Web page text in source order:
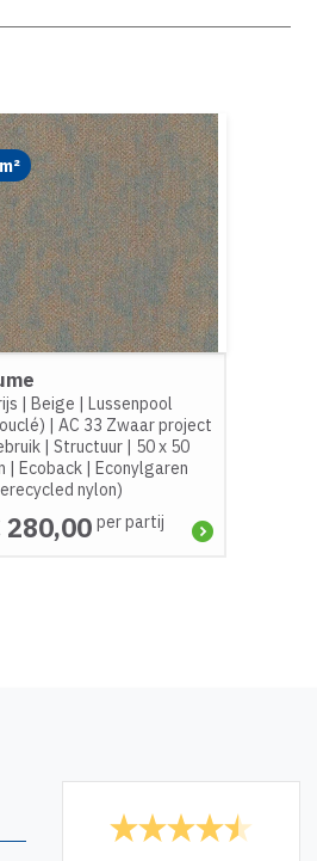
| Beige | Lussenpool
| AC 33 Zwaar project
| Structuur| 50 x 50
| Ecoback| Econylgaren
nylon)
280,00 per partij